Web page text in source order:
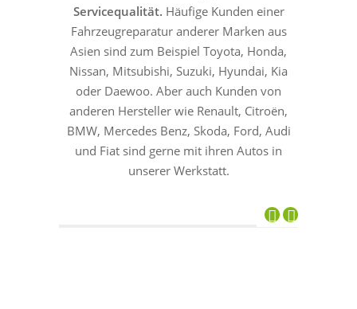
Servicequalität. Häufige Kunden einer
Fahrzeugreparatur anderer Marken aus
Asien sind zum Beispiel Toyota, Honda,
Nissan, Mitsubishi, Suzuki, Hyundai, Kia
oder Daewoo. Aber auch Kunden von
anderen Hersteller wie Renault, Citroën,
BMW, Mercedes Benz, Skoda, Ford, Audi
und Fiat sind gerne mit ihren Autos in
unserer Werkstatt.